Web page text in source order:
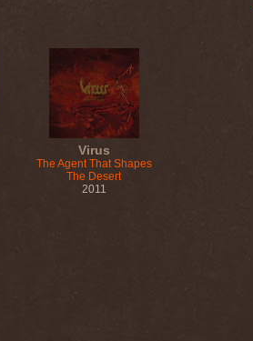
Virus
The Agent That Shapes
The Desert
2011